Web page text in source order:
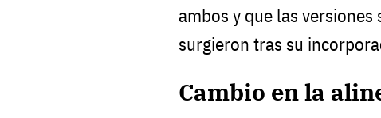
ambos y que las
surgieron tras su
Cambio en la